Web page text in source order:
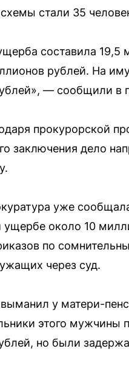
стали 35
составила
рублей. На
— сообщили в
прокурорской
заключения дело
уже
ущербе около 10
по
через суд.
у матери-
этого мужчины
но были